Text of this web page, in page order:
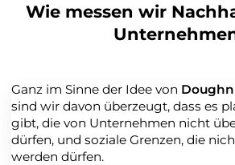
Wie messen wir
Ganz im Sinne der Idee von
sind wir davon überzeugt, dass es
gibt, die von Unternehmen nicht
dürfen, und soziale Grenzen, die
werden dürfen.